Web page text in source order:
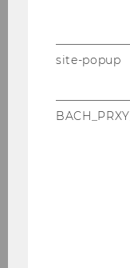
DATA,
site-popup